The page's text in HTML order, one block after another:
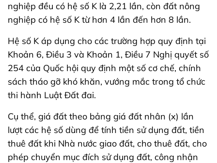
nghiệp đều có hệ số K là 2,21 lần, còn đất nông
nghiệp có hệ số K từ hơn 4 lần đến hơn 8 lần.
Hệ số K áp dụng cho các trường hợp quy định tại
Khoản 6, Điều 3 và Khoản 1, Điều 7 Nghị quyết số
254 của Quốc hội quy định một số cơ chế, chính
sách tháo gỡ khó khăn, vướng mắc trong tổ chức
thi hành Luật Đất đai.
Cụ thể, giá đất theo bảng giá đất nhân (x) lần
lượt các hệ số dùng để tính tiền sử dụng đất, tiền
thuê đất khi Nhà nước giao đất, cho thuê đất, cho
phép chuyển mục đích sử dụng đất, công nhận